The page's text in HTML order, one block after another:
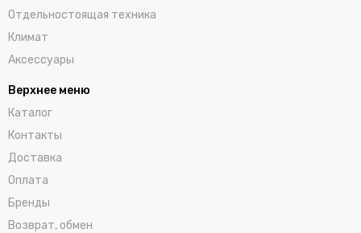
Отдельностоящая техника
Климат
Аксессуары
Верхнее меню
Каталог
Контакты
Доставка
Оплата
Бренды
Возврат, обмен